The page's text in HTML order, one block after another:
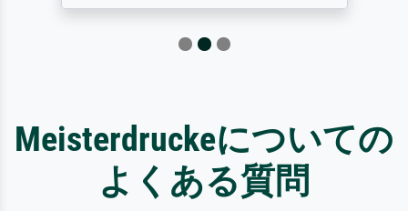
Meisterdruckeについての
よくある質問